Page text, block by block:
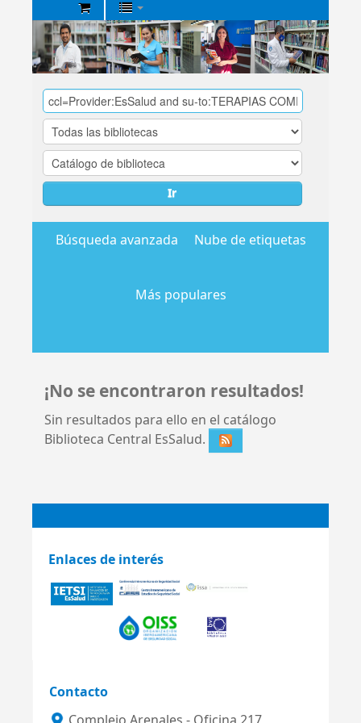
Biblioteca
Central
EsSalud
Ir
Búsqueda avanzada Nube de etiquetas
Más populares
¡No se encontraron resultados!
Sin resultados para ello en el catálogo
Biblioteca Central EsSalud.
Enlaces de interés
Contacto